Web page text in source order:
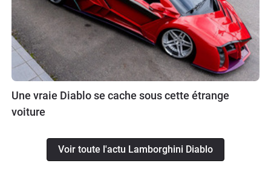
Une vraie Diablo se cache sous cette étrange
voiture
Voir toute l'actu Lamborghini Diablo